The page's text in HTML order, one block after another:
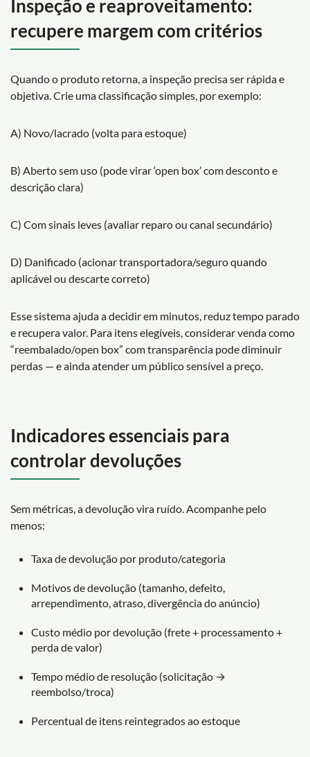
Inspeção e reaproveitamento:
recupere margem com critérios
Quando o produto retorna, a inspeção precisa ser rápida e
objetiva. Crie uma classificação simples, por exemplo:
A) Novo/lacrado (volta para estoque)
B) Aberto sem uso (pode virar ‘open box’ com desconto e
descrição clara)
C) Com sinais leves (avaliar reparo ou canal secundário)
D) Danificado (acionar transportadora/seguro quando
aplicável ou descarte correto)
Esse sistema ajuda a decidir em minutos, reduz tempo parado
e recupera valor. Para itens elegíveis, considerar venda como
“reembalado/open box” com transparência pode diminuir
perdas — e ainda atender um público sensível a preço.
Indicadores essenciais para
controlar devoluções
Sem métricas, a devolução vira ruído. Acompanhe pelo
menos:
Taxa de devolução por produto/categoria
Motivos de devolução (tamanho, defeito,
arrependimento, atraso, divergência do anúncio)
Custo médio por devolução (frete + processamento +
perda de valor)
Tempo médio de resolução (solicitação →
reembolso/troca)
Percentual de itens reintegrados ao estoque